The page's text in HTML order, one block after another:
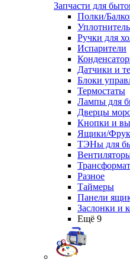
Запчасти для
Полки/
Ручки для
Испарители
Датчики и
Блоки
Термостаты
Лампы для
Дверцы
Кнопки и
Ящики/
ТЭНы для
Разное
Таймеры
Панели
Заслонки и
Ещё 9